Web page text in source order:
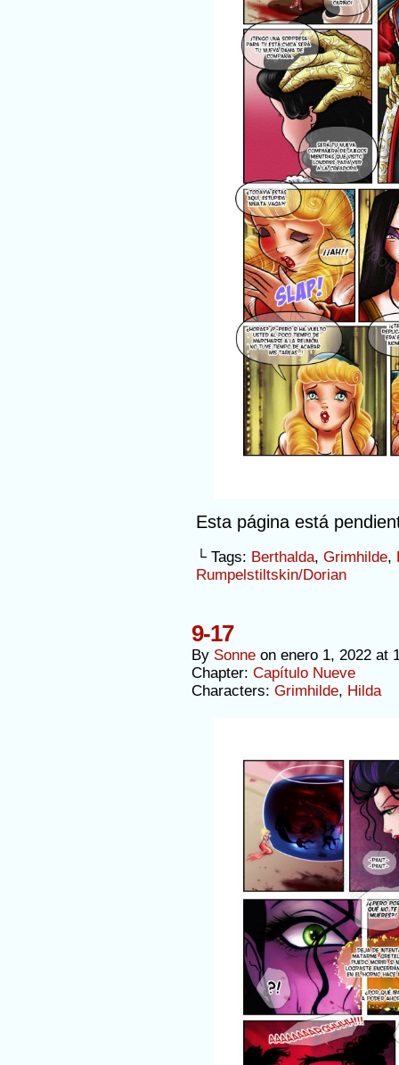
Esta página está
└ Tags: Berthalda, Grimhilde,
Rumpelstiltskin/Dorian
9-17
By Sonne on enero 1, 2022 at
Chapter: Capítulo Nueve
Characters: Grimhilde, Hilda